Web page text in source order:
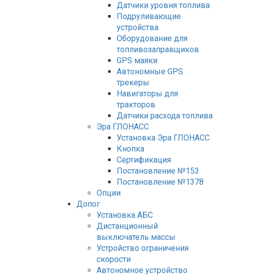
Датчики уровня топлива
Подруливающие
устройства
Оборудование для
топливозаправщиков
GPS маяки
Автономные GPS
трекеры
Навигаторы для
тракторов
Датчики расхода топлива
Эра ГЛОНАСС
Установка Эра ГЛОНАСС
Кнопка
Сертификация
Постановление №153
Постановление №1378
Опции
Допог
Установка АБС
Дистанционный
выключатель массы
Устройство ограничения
скорости
Автономное устройство